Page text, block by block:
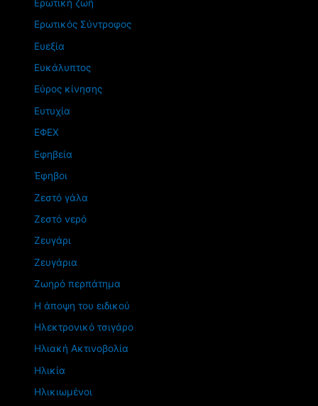
Ερωτική ζωή
Ερωτικός Σύντροφος
Ευεξία
Ευκάλυπτος
Εύρος κίνησης
Ευτυχία
ΕΦΕΧ
Εφηβεία
Έφηβοι
Ζεστό γάλα
Ζεστό νερό
Ζευγάρι
Ζευγάρια
Ζωηρό περπάτημα
Η άποψη του ειδικού
Ηλεκτρονικό τσιγάρο
Ηλιακή Ακτινοβολία
Ηλικία
Ηλικιωμένοι